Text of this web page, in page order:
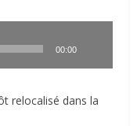
00:00
relocalisé dans la